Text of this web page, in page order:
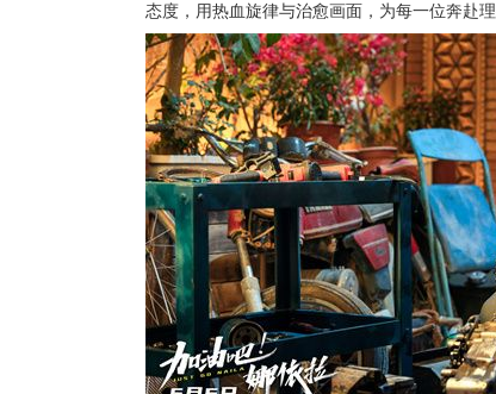
态度，用热血旋律与治愈画面，为每一位奔赴